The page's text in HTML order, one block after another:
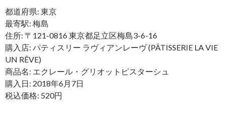
都道府県: 東京
最寄駅: 梅島
住所: 〒121-0816 東京都足立区梅島3-6-16
購入店: パティスリー ラヴィアンレーヴ (PÂTISSERIE LA VIE
UN RÊVE)
商品名: エクレール・グリオットピスターシュ
購入日: 2018年6月7日
税込価格: 520円